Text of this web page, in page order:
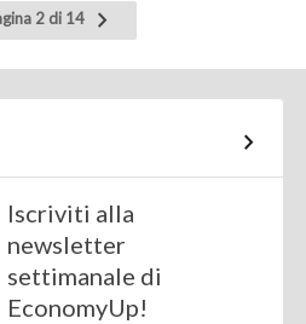
2 di 14
Pagina
successiva
Iscriviti alla
newsletter
settimanale di
EconomyUp!